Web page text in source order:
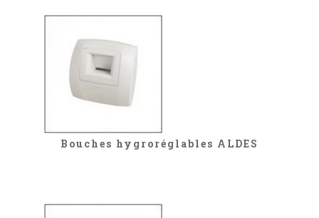
Bouches hygroréglables ALDES